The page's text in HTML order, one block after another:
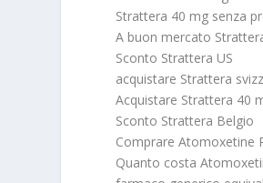
Strattera 40 mg senza
A buon mercato
Sconto Strattera US
acquistare Strattera
Acquistare Strattera 40
Sconto Strattera Belgio
Comprare Atomoxetine
Quanto costa